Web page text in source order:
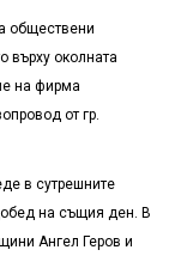
обществени
върху околната
на фирма
от гр.
в сутрешните
на същия ден. В
Ангел Геров и